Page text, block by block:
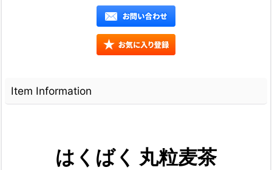
Item Information
はくばく 丸粒麦茶